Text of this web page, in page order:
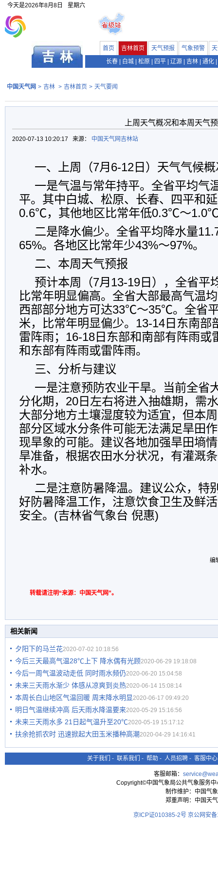
今天是2026年8月8日 星期六
首页 吉林首页 天气预报 气象预警
长春
白城 松原 四平 辽源 吉林 通化
中国天气网 > 吉林 > 吉林首页 > 天气要闻
上周天气概况和本周天气
2020-07-13 10:20:17 来源： 中国天气网吉林站
一、上周（7月6-12日）天气气候
一是气温与常年持平。全省平均气
平。其中白城、松原、长春、四平和
0.6℃，其他地区比常年低0.3℃～
二是降水偏少。全省平均降水量
65%。各地区比常年少43%～97%。
二、本周天气预报
预计本周（7月13-19日），全省
比常年明显偏高。全省大部最高气温
西部部分地方可达33℃～35℃。全省
米，比常年明显偏少。13-14日东南部
雷阵雨；16-18日东部和南部有阵雨或
和东部有阵雨或雷阵雨。
三、分析与建议
一是注意预防农业干旱。当前全省
分化期，20日左右将进入抽雄期，需
大部分地方土壤湿度较为适宜，但本
部分区域水分条件可能无法满足旱田
现旱象的可能。建议各地加强旱田墒
旱准备，根据农田水分状况，有灌溉
补水。
二是注意防暑降温。建议公众，特
好防暑降温工作，注意饮食卫生及鲜
安全。(吉林省气象台 倪惠)
编
转载请注明“来源：中国天气网”。
相关新闻
夕阳下的马兰花2020-07-02 10:18:56
今后三天最高气温28℃上下 降水偶有光顾2020-06-29 19:18:08
今后一周气温波动走低 同时雨水频仍2020-06-20 15:04:58
未来三天雨水渐少 体感从凉爽到炎热2020-06-14 15:08:14
本周长白山地区气温回暖 周末降水明显2020-06-17 09:49:20
明日气温继续冲高 后天雨水降温要来2020-05-29 15:16:56
未来三天雨水多 21日起气温升至20℃2020-05-19 15:17:12
扶余抢抓农时 迅速掀起大田玉米播种高潮2020-04-29 14:16:41
关于我们 - 联系我们 - 帮助 - 人员招聘 - 客服中心
客服邮箱：
Copyright©中国气象局公共气象服务
制作维护：中国气
郑重声明：中国天
京ICP证010385-2号 京公网安